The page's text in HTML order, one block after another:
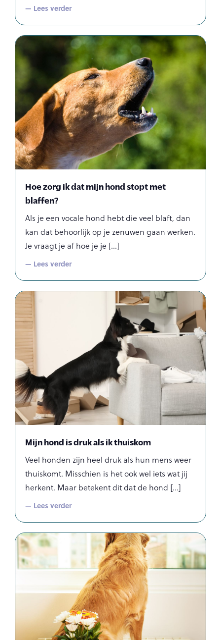
— Lees verder
Hoe zorg ik dat mijn hond stopt met
blaffen?
Als je een vocale hond hebt die veel blaft, dan
kan dat behoorlijk op je zenuwen gaan werken.
Je vraagt je af hoe je je
— Lees verder
Mijn hond is druk als ik thuiskom
Veel honden zijn heel druk als hun mens weer
thuiskomt. Misschien is het ook wel iets wat jij
herkent. Maar betekent dit dat de hond
— Lees verder